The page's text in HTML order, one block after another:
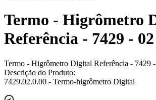
Termo - Higrômetro
Referência - 7429 - 02
Termo - Higrômetro Digital Referência - 7429
Descrição do Produto:
7429.02.0.00 - Termo-higrômetro Digital